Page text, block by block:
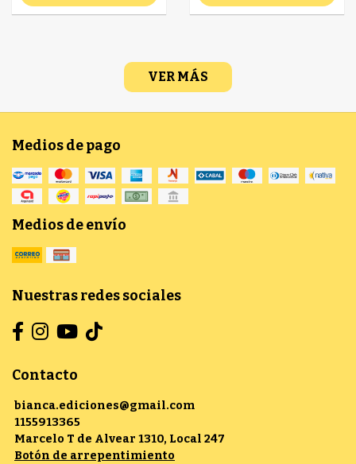
VER MÁS
Medios de pago
Medios de envío
Nuestras redes sociales
Contacto
bianca.ediciones@gmail.com
1155913365
Marcelo T de Alvear 1310, Local 247
Botón de arrepentimiento